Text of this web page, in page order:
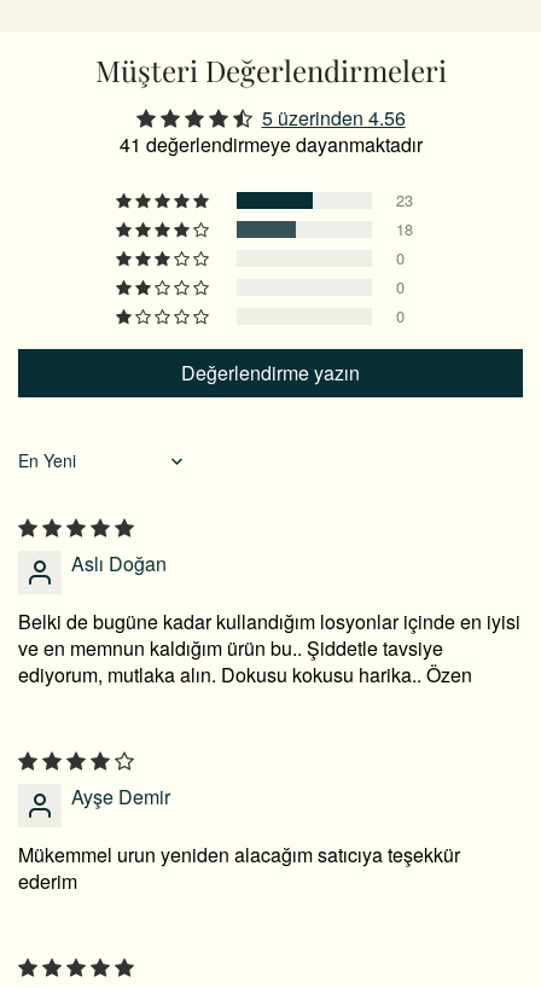
Müşteri Değerlendirmeleri
5 üzerinden 4.56
41 değerlendirmeye dayanmaktadır
23
18
0
0
0
Değerlendirme yazın
Sort by
Aslı Doğan
Belki de bugüne kadar kullandığım losyonlar içinde en iyisi
ve en memnun kaldığım ürün bu.. Şiddetle tavsiye
ediyorum, mutlaka alın. Dokusu kokusu harika.. Özen
Ayşe Demir
Mükemmel urun yeniden alacağım satıcıya teşekkür
ederim